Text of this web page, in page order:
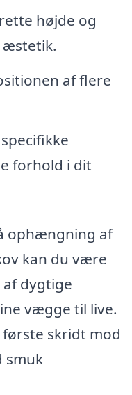
højde og
æstetik.
af flere
forhold i dit
ophængning af
kan du være
dygtige
vægge til live.
skridt mod
smuk